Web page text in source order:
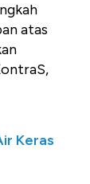
atas
Keras